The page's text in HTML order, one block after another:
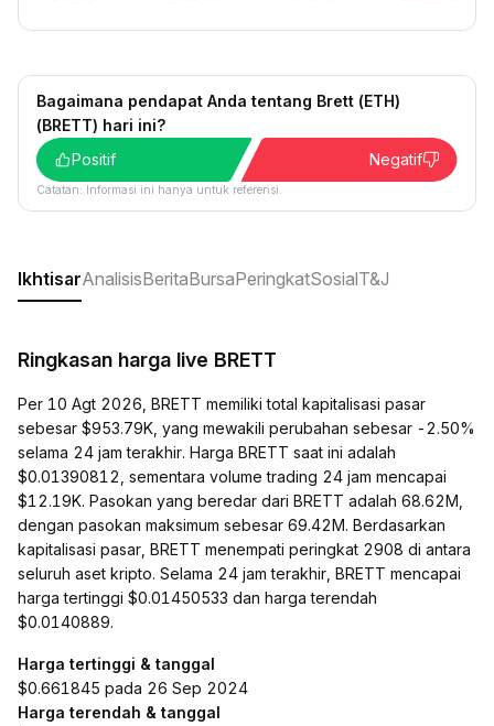
Bagaimana pendapat Anda tentang Brett (ETH)
(BRETT) hari ini?
Positif
Negatif
Catatan: Informasi ini hanya untuk referensi.
IkhtisarAnalisisBeritaBursaPeringkatSosialT&J
Ringkasan harga live BRETT
Per 10 Agt 2026, BRETT memiliki total kapitalisasi pasar
sebesar $953.79K, yang mewakili perubahan sebesar -2.50%
selama 24 jam terakhir. Harga BRETT saat ini adalah
$0.01390812, sementara volume trading 24 jam mencapai
$12.19K. Pasokan yang beredar dari BRETT adalah 68.62M,
dengan pasokan maksimum sebesar 69.42M. Berdasarkan
kapitalisasi pasar, BRETT menempati peringkat 2908 di antara
seluruh aset kripto. Selama 24 jam terakhir, BRETT mencapai
harga tertinggi $0.01450533 dan harga terendah
$0.0140889.
Harga tertinggi & tanggal
$0.661845 pada 26 Sep 2024
Harga terendah & tanggal